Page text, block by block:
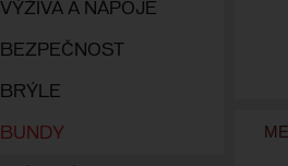
VÝŽIVA A NÁPOJE
BEZPEČNOST
BRÝLE
BUNDY